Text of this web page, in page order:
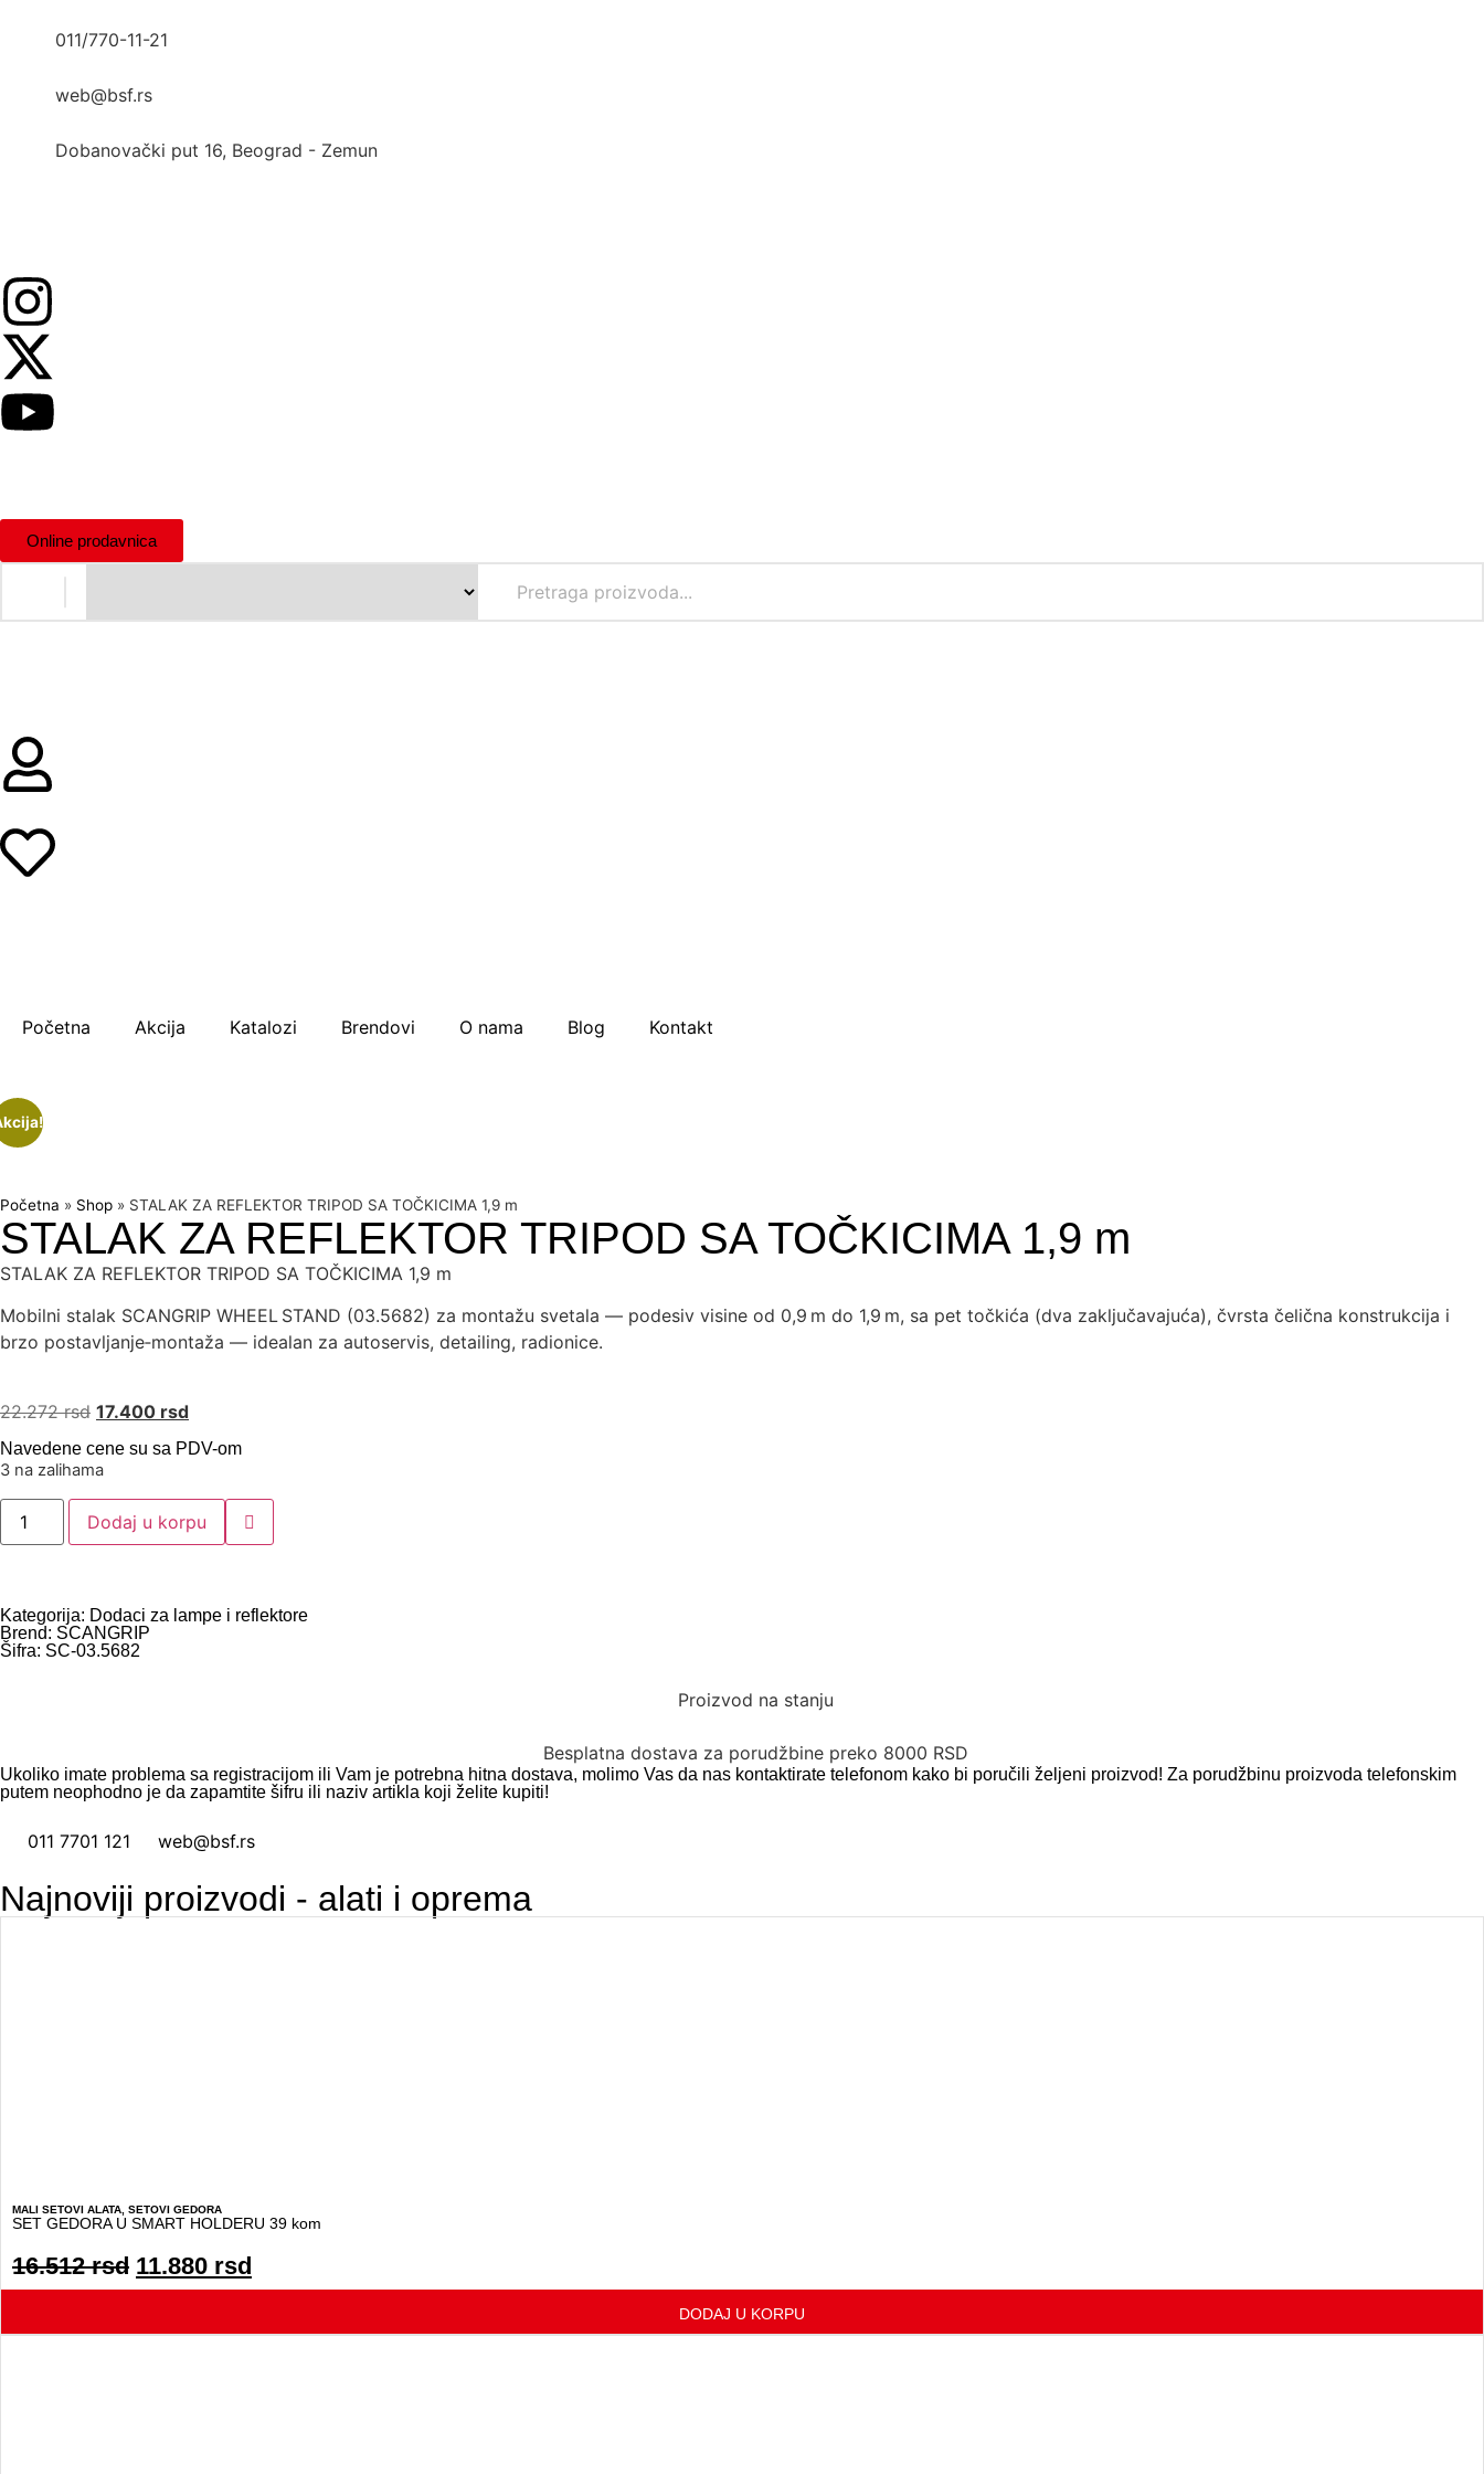
011/770-11-21
web@bsf.rs
Dobanovački put 16, Beograd - Zemun
Online prodavnica
Početna Akcija Katalozi Brendovi O nama Blog Kontakt
Početna » Shop » STALAK ZA REFLEKTOR TRIPOD SA TOČKICIMA 1,9 m
STALAK ZA REFLEKTOR TRIPOD SA TOČKICIMA 1,9 m
STALAK ZA REFLEKTOR TRIPOD SA TOČKICIMA 1,9 m
Mobilni stalak SCANGRIP WHEEL STAND (03.5682) za montažu svetala — podesiv visine od 0,9 m do 1,9 m, sa pet točkića (dva zaključavajuća), čvrsta čelična konstrukcija i
brzo postavljanje‑montaža — idealan za autoservis, detailing, radionice.
22.272rsd 17.400 rsd
Navedene cene su sa PDV-om
3 na zalihama
Dodaj u korpu
Kategorija: Dodaci za lampe i reflektore
Brend: SCANGRIP
Šifra: SC-03.5682
Proizvod na stanju
Besplatna dostava za porudžbine preko 8000 RSD
Ukoliko imate problema sa registracijom ili Vam je potrebna hitna dostava, molimo Vas da nas kontaktirate telefonom kako bi poručili željeni proizvod! Za porudžbinu proizvoda telefonskim
putem neophodno je da zapamtite šifru ili naziv artikla koji želite kupiti!
011 7701 121 web@bsf.rs
Najnoviji proizvodi - alati i oprema
MALI SETOVI ALATA SETOVI GEDORA
SET GEDORA U SMART HOLDERU 39 kom
16.512rsd 11.880 rsd
DODAJ U KORPU